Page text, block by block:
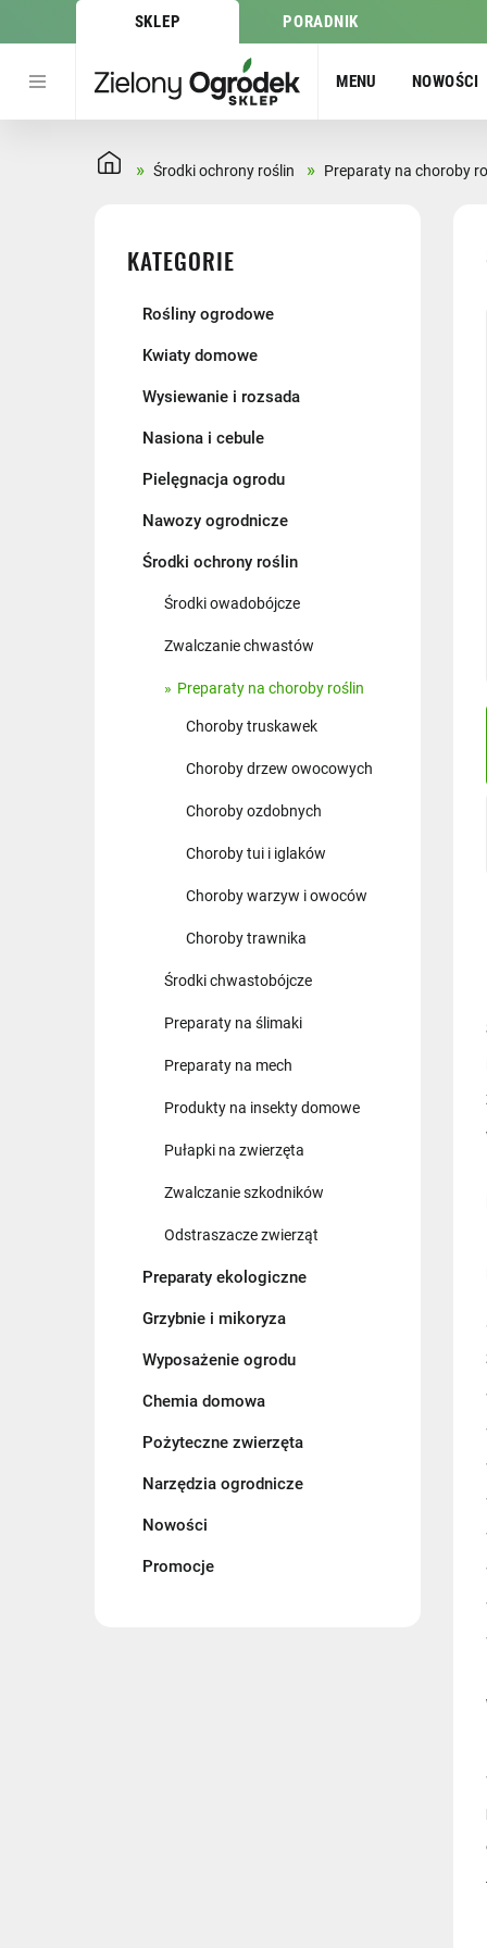
SKLEP PORADNIK
MENU NOWOŚCI
» Środki ochrony roślin » Preparaty na choroby
KATEGORIE
Rośliny ogrodowe
Kwiaty domowe
Wysiewanie i rozsada
Nasiona i cebule
Pielęgnacja ogrodu
Nawozy ogrodnicze
Środki ochrony roślin
Środki owadobójcze
Zwalczanie chwastów
Preparaty na choroby roślin
Choroby truskawek
Choroby drzew owocowych
Choroby ozdobnych
Choroby tui i iglaków
Choroby warzyw i owoców
Choroby trawnika
Środki chwastobójcze
Preparaty na ślimaki
Preparaty na mech
Produkty na insekty domowe
Pułapki na zwierzęta
Zwalczanie szkodników
Odstraszacze zwierząt
Preparaty ekologiczne
Grzybnie i mikoryza
Wyposażenie ogrodu
Chemia domowa
Pożyteczne zwierzęta
Narzędzia ogrodnicze
Nowości
Promocje